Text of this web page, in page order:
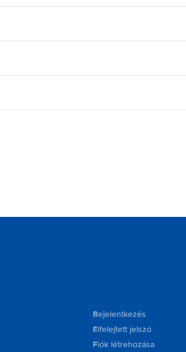
Bejelentkezés
Elfelejtett jelszó
Fiók létrehozása